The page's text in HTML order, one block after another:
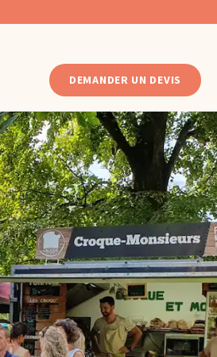
DEMANDER UN DEVIS